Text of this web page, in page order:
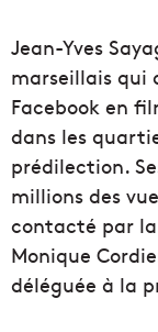
Jean-Yves
marseillais qui
Facebook en
dans les
prédilection.
millions des
contacté par
Monique
déléguée à la